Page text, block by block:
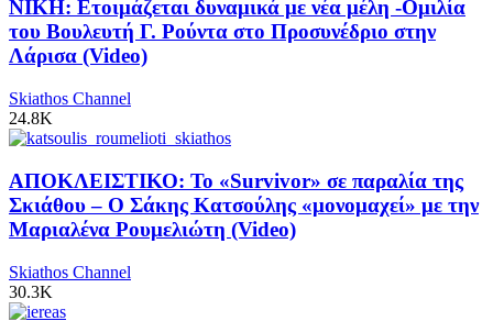
ΝΙΚΗ: Ετοιμάζεται δυναμικά με νέα μέλη -Ομιλία
του Βουλευτή Γ. Ρούντα στο Προσυνέδριο στην
Λάρισα (Video)
Skiathos Channel
24.8K
ΑΠΟΚΛΕΙΣΤΙΚΟ: Το «Survivor» σε παραλία της
Σκιάθου – Ο Σάκης Κατσούλης «μονομαχεί» με την
Μαριαλένα Ρουμελιώτη (Video)
Skiathos Channel
30.3K